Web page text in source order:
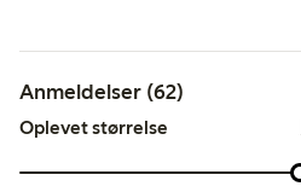
Anmeldelser (62)
Oplevet størrelse